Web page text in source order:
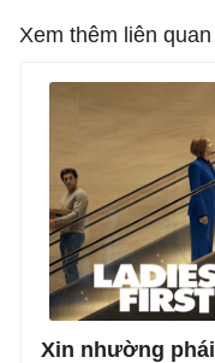
Xem thêm liên quan
Xin nhường phái